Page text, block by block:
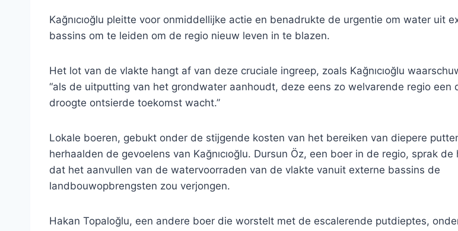
Kağnıcıoğlu pleitte voor onmiddellijke actie en benadrukte de urgentie om water uit
bassins om te leiden om de regio nieuw leven in te blazen.
Het lot van de vlakte hangt af van deze cruciale ingreep, zoals Kağnıcıoğlu
“als de uitputting van het grondwater aanhoudt, deze eens zo welvarende regio een
droogte ontsierde toekomst wacht.”
Lokale boeren, gebukt onder de stijgende kosten van het bereiken van diepere
herhaalden de gevoelens van Kağnıcıoğlu. Dursun Öz, een boer in de regio, sprak de
dat het aanvullen van de watervoorraden van de vlakte vanuit externe bassins de
landbouwopbrengsten zou verjongen.
Hakan Topaloğlu, een andere boer die worstelt met de escalerende putdieptes,